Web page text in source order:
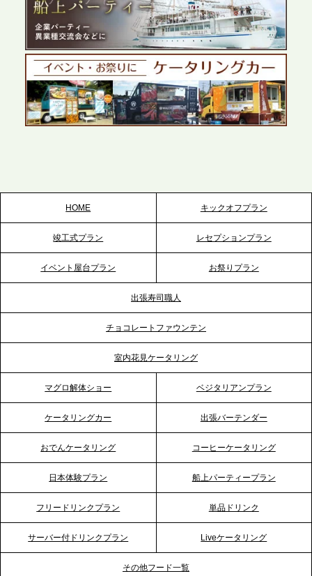
2026.5.27
プレスリリースのご案内｜ケータリングのセカンド
テーブル、千葉本社を新設。幕張・舞浜の大型イベ
ントから主要都市の社内懇親会まで、現地拠点を活
かしたスムーズな対応を展開
2026.5.22
2026.5.20
プレスリリースのご案内｜ケータリングのセカンド
2026.5.12
プレスリリースのご案内｜ケータリングのセカンド
2026.4.21
プレスリリースのご案内｜「温かな食」が会話のス
イッチに。新入社員研修で《食体験としてのケータ
プレスリリースのご案内｜ケータリングのセカンド
テーブル、横浜事務所を新設。神奈川エリアのサー
ビス提供体制を強化し、質の高い「場づくり」をサ
HOME キックオフプラン
竣工式プラン レセプションプラン
イベント屋台プラン お祭りプラン
出張寿司職人
チョコレートファウンテン
室内花見ケータリング
マグロ解体ショー ベジタリアンプラン
ケータリングカー 出張バーテンダー
おでんケータリング コーヒーケータリング
日本体験プラン 船上パーティープラン
フリードリンクプラン 単品ドリンク
サーバー付ドリンクプラン Liveケータリング
その他フード一覧